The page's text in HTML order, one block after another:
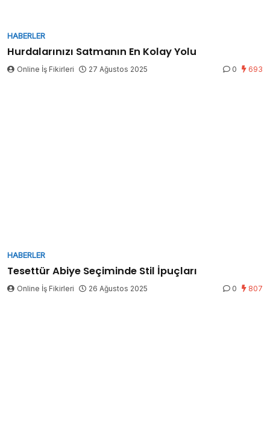
HABERLER
Hurdalarınızı Satmanın En Kolay Yolu
Online İş Fikirleri 27 Ağustos 2025 0 693
HABERLER
Tesettür Abiye Seçiminde Stil İpuçları
Online İş Fikirleri 26 Ağustos 2025 0 807